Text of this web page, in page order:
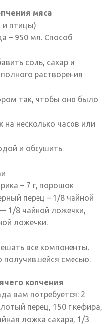
мяса
и птицы)
– 950 мл. Способ
соль, сахар и
растворения
так, чтобы оно было
на несколько часов или
и обсушить
– 7 г, порошок
перец – 1/8 чайной
1/8 чайной ложечки,
ложечки.
все компоненты.
получившейся смесью.
копчения
вам потребуется: 2
перец, 150 г кефира,
ложка сахара, 1/3